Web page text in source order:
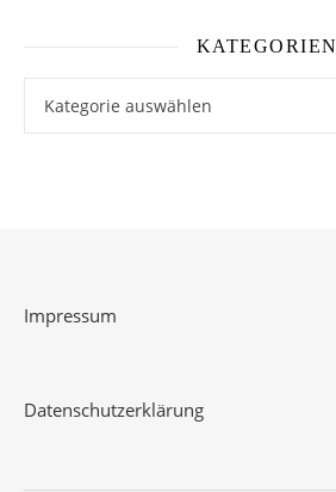
KATEGORIEN
Impressum
Datenschutzerklärung